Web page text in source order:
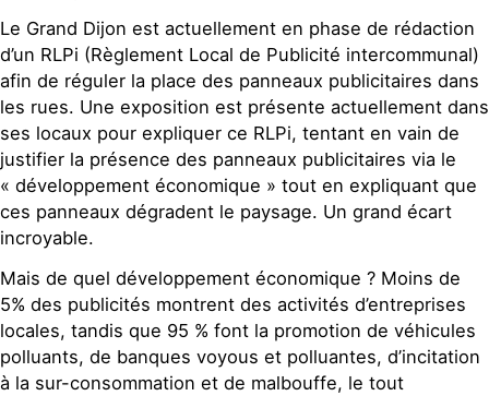
Le Grand Dijon est actuellement en phase de rédaction
d’un RLPi (Règlement Local de Publicité intercommunal)
afin de réguler la place des panneaux publicitaires dans
les rues. Une exposition est présente actuellement dans
ses locaux pour expliquer ce RLPi, tentant en vain de
justifier la présence des panneaux publicitaires via le
« développement économique » tout en expliquant que
ces panneaux dégradent le paysage. Un grand écart
incroyable.
Mais de quel développement économique ? Moins de
5% des publicités montrent des activités d’entreprises
locales, tandis que 95 % font la promotion de véhicules
polluants, de banques voyous et polluantes, d’incitation
à la sur-consommation et de malbouffe, le tout